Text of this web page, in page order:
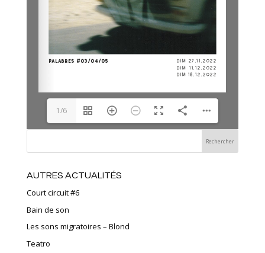
1/6
AUTRES ACTUALITÉS
Court circuit #6
Bain de son
Les sons migratoires – Blond
Teatro